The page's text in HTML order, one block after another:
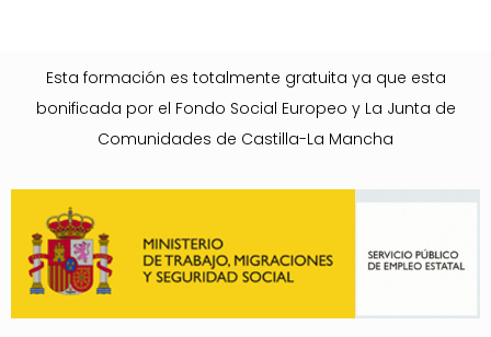
Esta formación es totalmente gratuita ya que esta
bonificada por el Fondo Social Europeo y La Junta de
Comunidades de Castilla-La Mancha